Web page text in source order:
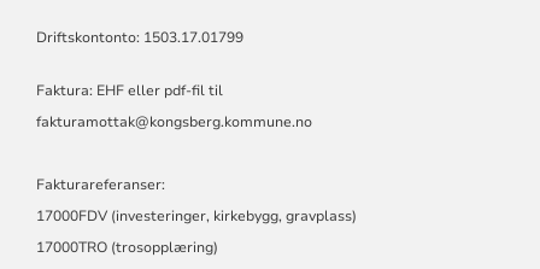
Driftskontonto: 1503.17.01799
Faktura: EHF eller pdf-fil til
fakturamottak@kongsberg.kommune.no
Fakturareferanser:
17000FDV (investeringer, kirkebygg, gravplass)
17000TRO (trosopplæring)